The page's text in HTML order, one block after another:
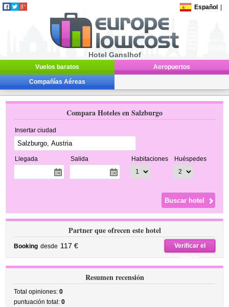
Español
Hotel Ganslhof
Vuelos baratos Aeropuertos
Compañías Aéreas
Compara Hoteles en Salzburgo
Insertar ciudad
Llegada Salida Habitaciones Huéspedes
Partner que ofrecen este hotel
Booking desde 117 €
Verificar el
precio
Resumen recensión
Total opiniones:0
puntuación total:0